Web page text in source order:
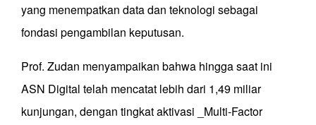
yang menempatkan data dan teknologi sebagai
fondasi pengambilan keputusan.
Prof. Zudan menyampaikan bahwa hingga saat ini
ASN Digital telah mencatat lebih dari 1,49 miliar
kunjungan, dengan tingkat aktivasi _Multi-Factor